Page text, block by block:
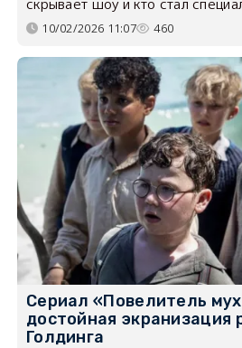
10/02/2026 11:07 460
Сериал «Повелитель
достойная экранизация
Голдинга